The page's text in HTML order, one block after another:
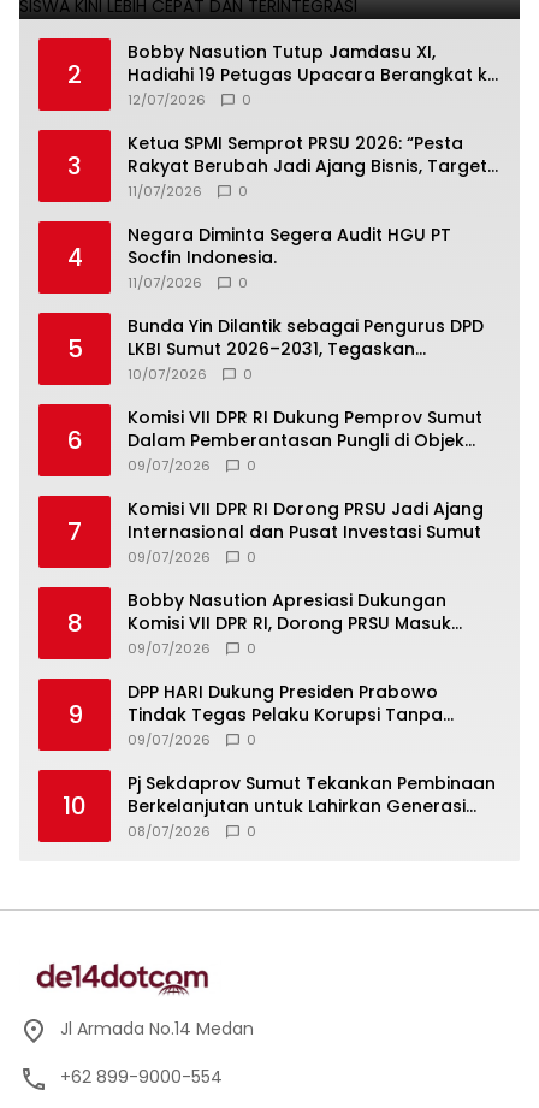
2
Bobby Nasution Tutup Jamdasu XI,
Hadiahi 19 Petugas Upacara Berangkat ke
Jamnas 2026
12/07/2026 0
3
Ketua SPMI Semprot PRSU 2026: “Pesta
Rakyat Berubah Jadi Ajang Bisnis, Target
300 Ribu Pengunjung Tinggal Slogan”
11/07/2026 0
4
Negara Diminta Segera Audit HGU PT
Socfin Indonesia.
11/07/2026 0
5
Bunda Yin Dilantik sebagai Pengurus DPD
LKBI Sumut 2026–2031, Tegaskan
Komitmen Perkuat Toleransi dan
10/07/2026 0
6
Komisi VII DPR RI Dukung Pemprov Sumut
Dalam Pemberantasan Pungli di Objek
Wisata
09/07/2026 0
7
Komisi VII DPR RI Dorong PRSU Jadi Ajang
Internasional dan Pusat Investasi Sumut
09/07/2026 0
8
Bobby Nasution Apresiasi Dukungan
Komisi VII DPR RI, Dorong PRSU Masuk
Kalender Event Nasional
09/07/2026 0
9
DPP HARI Dukung Presiden Prabowo
Tindak Tegas Pelaku Korupsi Tanpa
Tebang Pilih
09/07/2026 0
10
Pj Sekdaprov Sumut Tekankan Pembinaan
Berkelanjutan untuk Lahirkan Generasi
Qurani Berkarakter
08/07/2026 0
Jl Armada No.14 Medan
+62 899-9000-554